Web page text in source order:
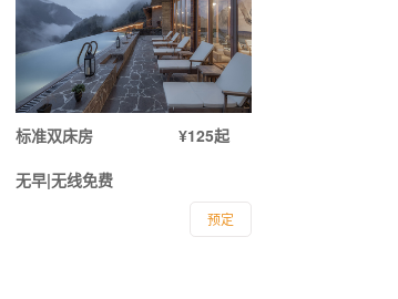
标准双床房
¥125起
无早|无线免费
预定